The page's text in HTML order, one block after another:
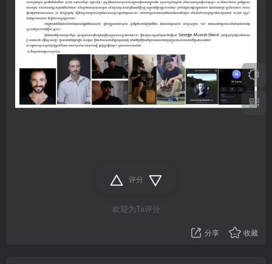
评分
欢迎为Ta评分
分享 收藏